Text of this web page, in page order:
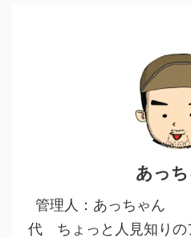
あっ
管理人：あっちゃん
代 ちょっと人見知りの